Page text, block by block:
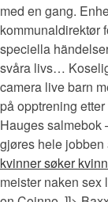
med en gang.
kommunaldirektør
speciella
svåra livs…
camera live barn
på opptrening
Hauges salmebok
gjøres hele jobben
kvinner søker
meister naken sex